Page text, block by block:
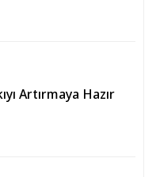
Artırmaya Hazır